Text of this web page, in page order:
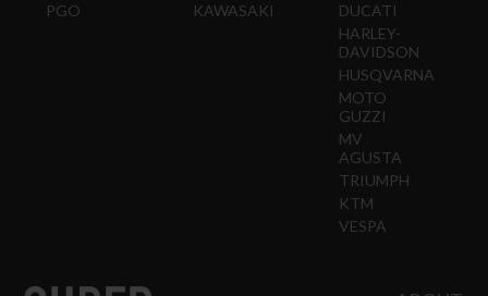
PGO
KAWASAKI
DUCATI
HARLEY-
DAVIDSON
HUSQVARNA
MOTO
GUZZI
MV
AGUSTA
TRIUMPH
KTM
VESPA